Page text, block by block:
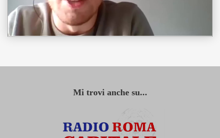
Mi trovi anche su...